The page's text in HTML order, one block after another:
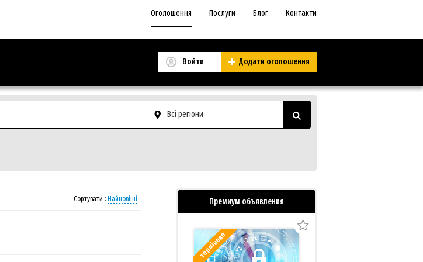
Оголошення Послуги Блог Контакти
Войти Додати оголошення
Всі регіони
Сортувати : Найновіші Премиум объявления
терміново